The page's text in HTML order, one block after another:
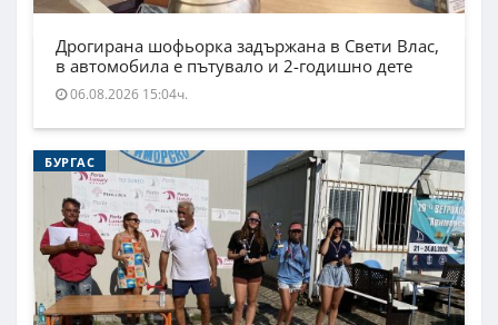
Дрогирана шофьорка задържана в Свети Влас,
в автомобила е пътувало и 2-годишно дете
06.08.2026 15:04ч.
БУРГАС